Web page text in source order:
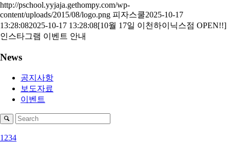
http://pschool.yyjaja.gethompy.com/wp-
content/uploads/2015/08/logo.png 피자스쿨2025-10-17
13:28:082025-10-17 13:28:08[10월 17일 이천하이닉스점 OPEN!!]
인스타그램 이벤트 안내
News
공지사항
보도자료
이벤트
1 234